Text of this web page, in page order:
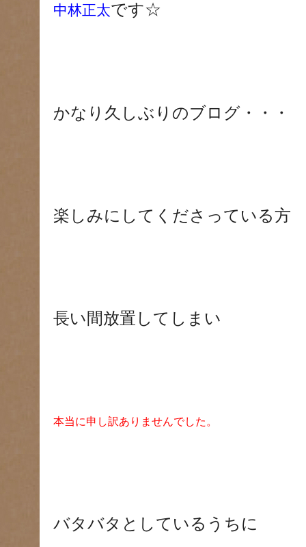
中林正太です☆
かなり久しぶりのブログ・・・
楽しみにしてくださっている方
長い間放置してしまい
本当に申し訳ありませんでした。
バタバタとしているうちに